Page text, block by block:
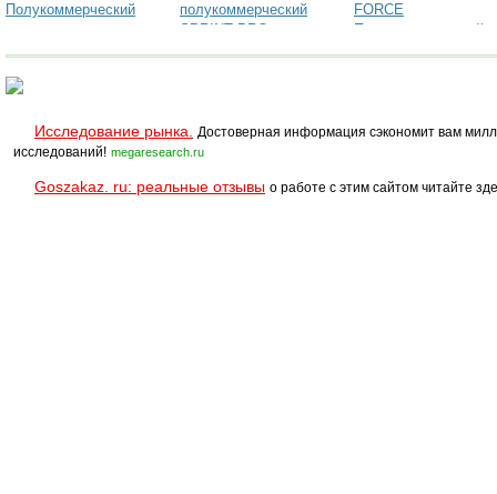
Полукоммерческий
полукоммерческий
SPRINT PRO
FORCE
Полукоммерческий
Исследование рынка.
Достоверная информация сэкономит вам
исследований! megaresearch.ru
Goszakaz. ru: реальные отзывы о работе с этим сайтом читайте